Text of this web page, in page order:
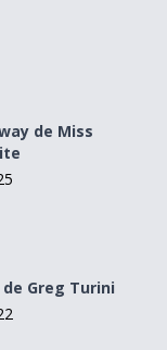
de Miss
de Greg Turini